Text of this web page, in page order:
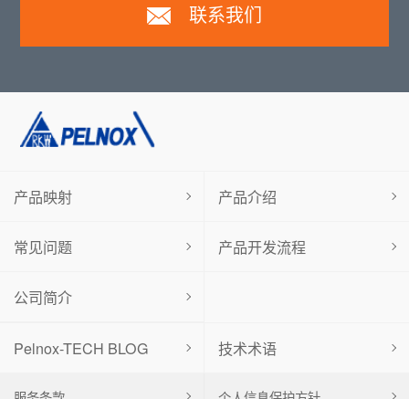
联系我们
Pelnox-TECH BLOG 技术术语
产品映射 产品介绍
常见问题 产品开发流程
公司简介